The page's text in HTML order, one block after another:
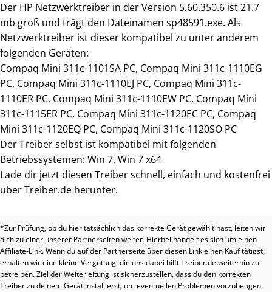
Der HP Netzwerktreiber in der Version 5.60.350.6 ist 21.7
mb groß und trägt den Dateinamen sp48591.exe. Als
Netzwerktreiber ist dieser kompatibel zu unter anderem
folgenden Geräten:
Compaq Mini 311c-1101SA PC, Compaq Mini 311c-1110EG
PC, Compaq Mini 311c-1110EJ PC, Compaq Mini 311c-
1110ER PC, Compaq Mini 311c-1110EW PC, Compaq Mini
311c-1115ER PC, Compaq Mini 311c-1120EC PC, Compaq
Mini 311c-1120EQ PC, Compaq Mini 311c-1120SO PC
Der Treiber selbst ist kompatibel mit folgenden
Betriebssystemen: Win 7, Win 7 x64
Lade dir jetzt diesen Treiber schnell, einfach und kostenfrei
über Treiber.de herunter.
*Zur Prüfung, ob du hier tatsächlich das korrekte Gerät gewählt hast, leiten wir
dich zu einer unserer Partnerseiten weiter. Hierbei handelt es sich um einen
Affiliate-Link. Wenn du auf der Partnerseite über diesen Link einen Kauf tätigst,
erhalten wir eine kleine Vergütung, die uns dabei hilft Treiber.de weiterhin zu
betreiben. Ziel der Weiterleitung ist sicherzustellen, dass du den korrekten
Treiber zu deinem Gerät installierst, um eventuellen Problemen vorzubeugen.